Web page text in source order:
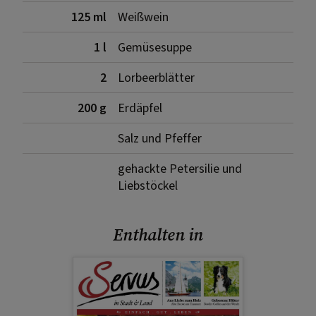
125 ml
Weißwein
1 l
Gemüsesuppe
2
Lorbeerblätter
200 g
Erdäpfel
Salz und Pfeffer
gehackte Petersilie und
Liebstöckel
Enthalten in